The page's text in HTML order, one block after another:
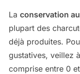
La conservation
plupart des
déjà produites.
gustatives, veillez
comprise entre 0